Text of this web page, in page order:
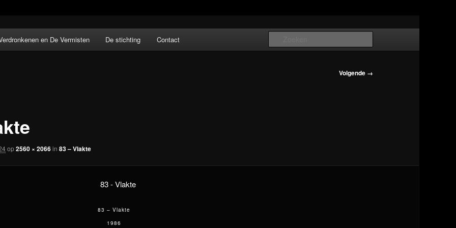
Miep van Riessen (1944-2015)
en De Vermisten De stichting Contact
Volgende →
op2560 × 2066in83 – Vlakte
83 – Vlakte
1986